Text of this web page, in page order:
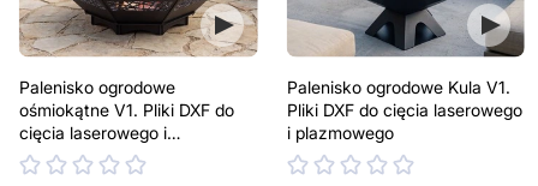
Palenisko ogrodowe
ośmiokątne V1. Pliki DXF do
cięcia laserowego i
plazmowego
Palenisko ogrodowe Kula V1.
Pliki DXF do cięcia laserowego
i plazmowego